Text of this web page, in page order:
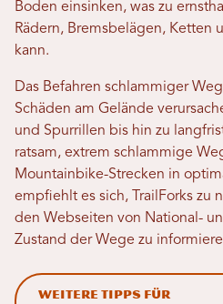
Boden einsinken, was zu
Rädern, Bremsbelägen, Ketten
kann.
Das Befahren schlammiger
Schäden am Gelände
und Spurrillen bis hin zu
ratsam, extrem schlammige
Mountainbike-Strecken in
empfiehlt es sich, TrailForks zu
den Webseiten von National-
Zustand der Wege zu
Weitere Tipps für